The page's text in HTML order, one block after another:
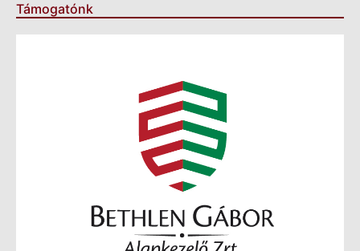
Támogatónk